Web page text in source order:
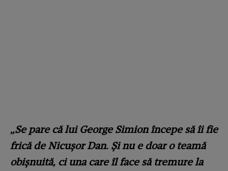
„Se pare că lui George Simion începe să îi fie
frică de Nicușor Dan. Și nu e doar o teamă
obișnuită, ci una care îl face să tremure la